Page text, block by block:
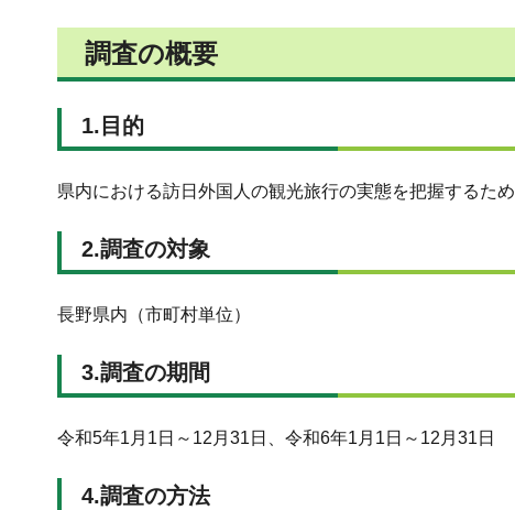
調査の概要
1.目的
県内における訪日外国人の観光旅行の実態を把握するため
2.調査の対象
長野県内（市町村単位）
3.調査の期間
令和5年1月1日～12月31日、令和6年1月1日～12月31日
4.調査の方法